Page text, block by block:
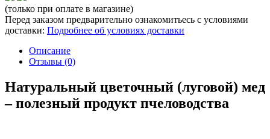
(только при оплате в магазине)
Перед заказом предварительно ознакомитьесь с условиями
доставки: Подробнее об условиях доставки
Описание
Отзывы (0)
Натуральный цветочный (луговой) мед
– полезный продукт пчеловодства